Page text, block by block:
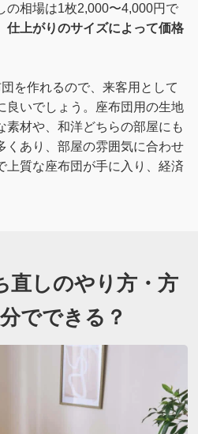
の相場は1枚2,000〜4,000円で
仕上がりのサイズによって価格
を作れるので、来客用として
良いでしょう。座布団用の生地
素材や、和洋どちらの部屋にも
くあり、部屋の雰囲気に合わせ
上質な座布団が手に入り、経済
直しのやり方・方
でできる？